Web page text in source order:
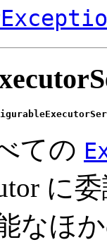
ての
に
なほ